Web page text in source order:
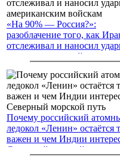
«На 90% — Россия?»:
разоблачение того, как
отслеживал и наносил
американским войскам
Почему российский
ледокол «Ленин» остаётся
важен и чем Индии
Северный морской путь